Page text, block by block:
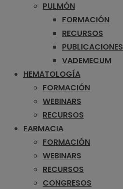
PULMÓN
FORMACIÓN
RECURSOS
PUBLICACIONES
VADEMECUM
HEMATOLOGÍA
FORMACIÓN
WEBINARS
RECURSOS
FARMACIA
FORMACIÓN
WEBINARS
RECURSOS
CONGRESOS